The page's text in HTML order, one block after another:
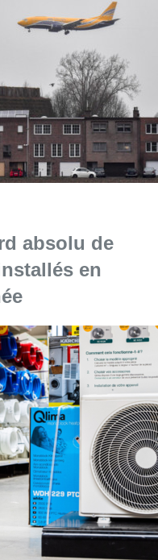
absolu de
en